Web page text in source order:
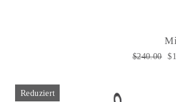
Normaler
$240.00
Reduziert